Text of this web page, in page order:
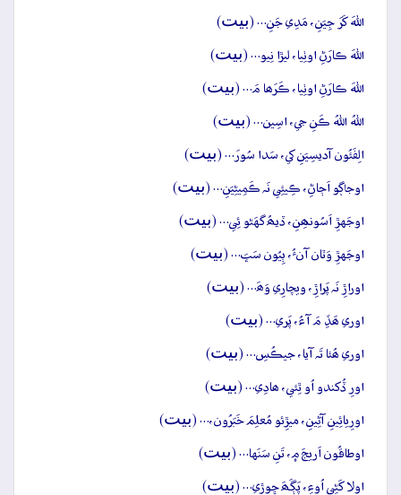
اللهَ کَرَ جِيَنِ، مَدِي جَنِ… (بيت)
اللهَ ڪارَڻِ اوٺِيا، ليڙا نِيو… (بيت)
اللهَ ڪارَڻِ اوٺِيا، ڪَرَھا مَ… (بيت)
اللهُ اللهُ ڪَنِ جي، اسِين… (بيت)
الِفَئُون آديسِيَنِ کي، سَدا سُورَ… (بيت)
اوجاڳو اَڄاڻِ، ڪِيئِي نَہ ڪَمِيڻِيَنِ… (بيت)
اوجَهڙِ اَسُونھِنِ، ڏيھُ گهَڻو ئِي… (بيت)
اوجَهڙِ وَٽان آنءُ، ٻِيُون سَڀَ… (بيت)
اوراڙِ نَہ پَراڙِ، ويچارِي وَھَ… (بيت)
اوري ھَڏِ مَ آءُ، پَري… (بيت)
اوري ھُئا تَہ آيا، جيڪُسِ… (بيت)
اورِ ڏُکندو اُو ٿِئي، ھادِي… (بيت)
اورِيائِينِ آڻِينِ، ميڙِئو مُعلِمَ خَبَرُون،… (بيت)
اوطاقُون اَريجَ ۾، تَنِ سَنَها… (بيت)
اولا کَڻِي اُوءِ، پَڳَھَ ڇوڙي… (بيت)